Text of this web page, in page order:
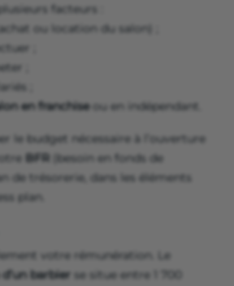
facteurs :
ou location du salon) ;
;
;
;
en franchiseou en indépendant.
le budget nécessaire à l’ouverture
BFR (besoin en fonds de
de trésorerie, dans les éléments
plan.
votre rémunération. Le
barbier se situe entre 1 700